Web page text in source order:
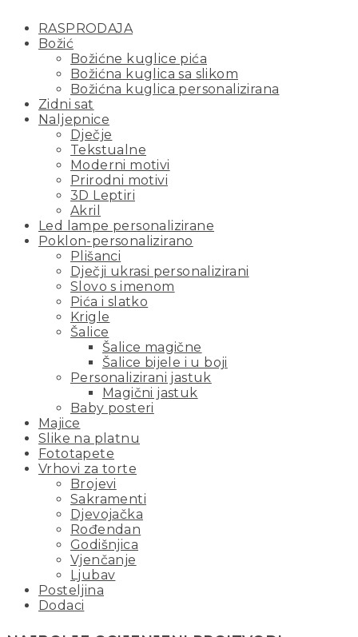
RASPRODAJA
Božić
Božićne kuglice pića
Božićna kuglica sa slikom
Božićna kuglica personalizirana
Zidni sat
Naljepnice
Dječje
Tekstualne
Moderni motivi
Prirodni motivi
3D Leptiri
Akril
Led lampe personalizirane
Poklon-personalizirano
Plišanci
Dječji ukrasi personalizirani
Slovo s imenom
Pića i slatko
Krigle
Šalice
Šalice magične
Šalice bijele i u boji
Personalizirani jastuk
Magični jastuk
Baby posteri
Majice
Slike na platnu
Fototapete
Vrhovi za torte
Brojevi
Sakramenti
Djevojačka
Rođendan
Godišnjica
Vjenčanje
Ljubav
Posteljina
Dodaci